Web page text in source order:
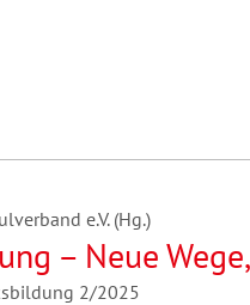
e.V. (Hg.)
– Neue
2/2025